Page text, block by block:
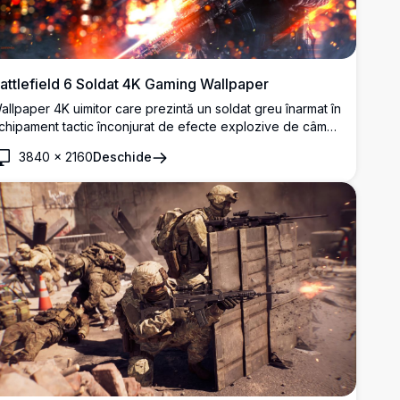
6 Soldat 4K Gaming Wallpaper
4K uimitor care prezintă un soldat greu înarmat în
tactic înconjurat de efecte explozive de câmp
efecte de foc și estetică de luptă militară
pentru pasionații de gaming și iubitorii de acțiune.
3840 × 2160Deschide